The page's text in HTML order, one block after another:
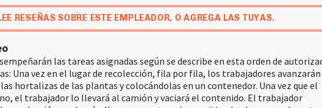
RESEÑAS SOBRE ESTE EMPLEADOR, O AGREGA LAS TUYAS.
las tareas asignadas según se describe en esta orden de
Una vez en el lugar de recolección, fila por fila, los trabajadores
hortalizas de las plantas y colocándolas en un contenedor. Una vez que el
el trabajador lo llevará al camión y vaciará el contenido. El trabajador